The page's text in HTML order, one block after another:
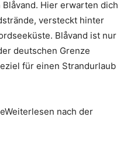
Hier erwarten dich
versteckt hinter
Blåvand ist nur
deutschen Grenze
für einen Strandurlaub
nach der